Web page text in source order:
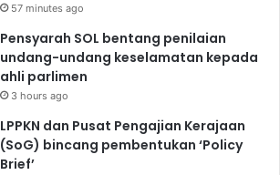
57 minutes ago
Pensyarah SOL bentang penilaian
undang-undang keselamatan kepada
ahli parlimen
3 hours ago
LPPKN dan Pusat Pengajian Kerajaan
(SoG) bincang pembentukan ‘Policy
Brief’